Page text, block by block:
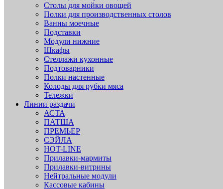
Столы для мойки овощей
Полки для производственных столов
Ванны моечные
Подставки
Модули нижние
Шкафы
Стеллажи кухонные
Подтоварники
Полки настенные
Колоды для рубки мяса
Тележки
Линии раздачи
АСТА
ПАТША
ПРЕМЬЕР
СЭЙЛА
HOT-LINE
Прилавки-мармиты
Прилавки-витрины
Нейтральные модули
Кассовые кабины